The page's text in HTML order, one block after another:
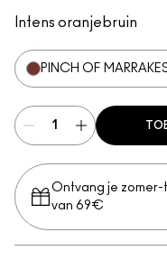
Intens oranjebruin
PINCH OF
Ontvang je
van 69€